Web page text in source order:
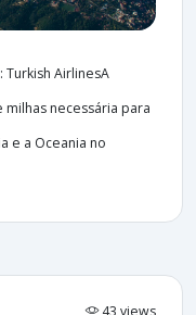
AirlinesA
necessária para
e a Oceania no